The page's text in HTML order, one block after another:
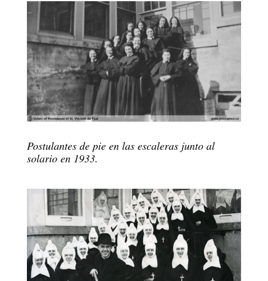
Postulantes de pie en las escaleras junto al
solario en 1933.